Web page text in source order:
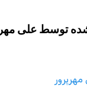
توسطعلی